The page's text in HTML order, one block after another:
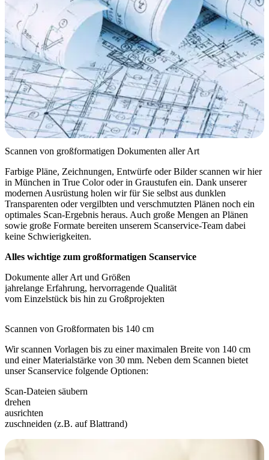
Scannen von großformatigen Dokumenten aller Art
Farbige Pläne, Zeichnungen, Entwürfe oder Bilder scannen wir hier
in München in True Color oder in Graustufen ein. Dank unserer
modernen Ausrüstung holen wir für Sie selbst aus dunklen
Transparenten oder vergilbten und verschmutzten Plänen noch ein
optimales Scan-Ergebnis heraus. Auch große Mengen an Plänen
sowie große Formate bereiten unserem Scanservice-Team dabei
keine Schwierigkeiten.
Alles wichtige zum großformatigen Scanservice
Dokumente aller Art und Größen
jahrelange Erfahrung, hervorragende Qualität
vom Einzelstück bis hin zu Großprojekten
Scannen von Großformaten bis 140 cm
Wir scannen Vorlagen bis zu einer maximalen Breite von 140 cm
und einer Materialstärke von 30 mm. Neben dem Scannen bietet
unser Scanservice folgende Optionen:
Scan-Dateien säubern
drehen
ausrichten
zuschneiden (z.B. auf Blattrand)